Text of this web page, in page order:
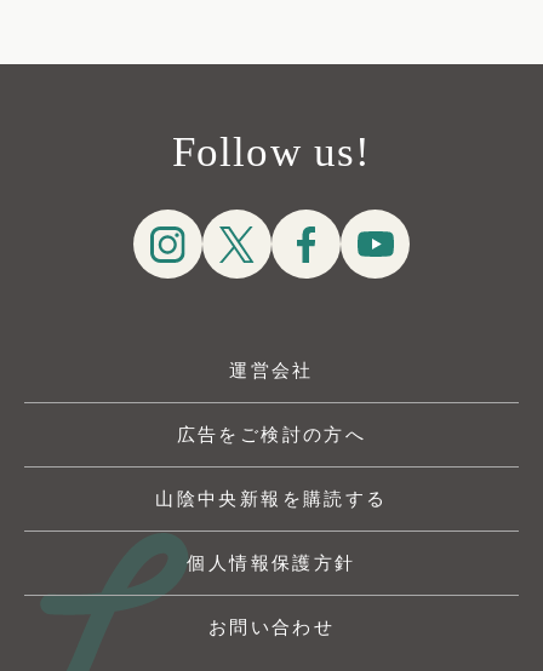
Follow us!
運営会社
広告をご検討の方へ
山陰中央新報を購読する
個人情報保護方針
お問い合わせ